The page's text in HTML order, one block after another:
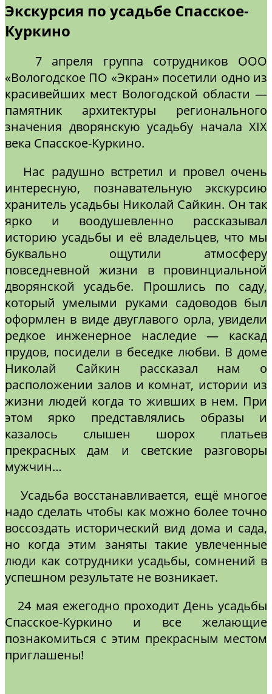
Экскурсия по усадьбе Спасское-
Куркино
7 апреля группа сотрудников ООО
«Вологодское ПО «Экран» посетили одно из
красивейших мест Вологодской области —
памятник архитектуры регионального
значения дворянскую усадьбу начала XIX
века Спасское-Куркино.
Нас радушно встретил и провел очень
интересную, познавательную экскурсию
хранитель усадьбы Николай Сайкин. Он так
ярко и воодушевленно рассказывал
историю усадьбы и её владельцев, что мы
буквально ощутили атмосферу
повседневной жизни в провинциальной
дворянской усадьбе. Прошлись по саду,
который умелыми руками садоводов был
оформлен в виде двуглавого орла, увидели
редкое инженерное наследие — каскад
прудов, посидели в беседке любви. В доме
Николай Сайкин рассказал нам о
расположении залов и комнат, истории из
жизни людей когда то живших в нем. При
этом ярко представлялись образы и
казалось слышен шорох платьев
прекрасных дам и светские разговоры
мужчин…
Усадьба восстанавливается, ещё многое
надо сделать чтобы как можно более точно
воссоздать исторический вид дома и сада,
но когда этим заняты такие увлеченные
люди как сотрудники усадьбы, сомнений в
успешном результате не возникает.
24 мая ежегодно проходит День усадьбы
Спасское-Куркино и все желающие
познакомиться с этим прекрасным местом
приглашены!